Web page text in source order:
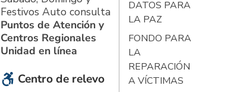
Festivos Auto consulta
Puntos de Atención y
Centros Regionales
Unidad en línea
Centro de relevo
DATOS PARA
LA PAZ
FONDO PARA
LA
REPARACIÓN
A VÍCTIMAS